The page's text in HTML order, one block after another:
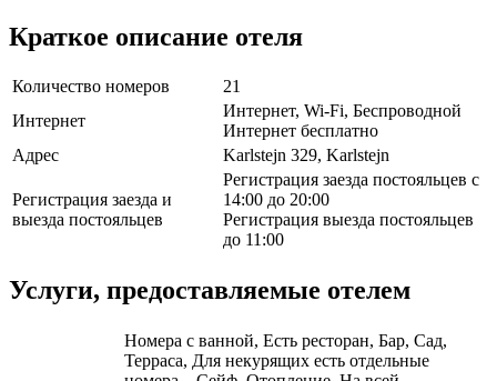
Краткое описание отеля
Количество номеров
21
Интернет
Интернет, Wi-Fi, Беспроводной
Интернет бесплатно
Адрес
Karlstejn 329, Karlstejn
Регистрация заезда и
выезда постояльцев
Регистрация заезда постояльцев с
14:00 до 20:00
Регистрация выезда постояльцев
до 11:00
Услуги, предоставляемые отелем
Номера с ванной, Есть ресторан, Бар, Сад,
Терраса, Для некурящих есть отдельные